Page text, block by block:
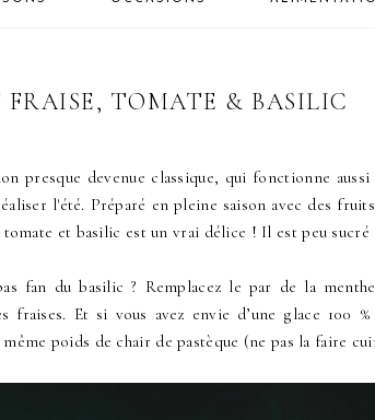
FRAISE, TOMATE & BASILIC
presque devenue classique, qui fonctionne
l'été. Préparé en pleine saison avec des
et basilic est un vrai délice ! Il est peu sucré
fan du basilic ? Remplacez le par de la
fraises. Et si vous avez envie d’une glace 100
poids de chair de pastèque (ne pas la faire